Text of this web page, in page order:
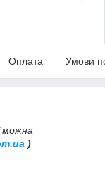
Оплата Умови
можна
)